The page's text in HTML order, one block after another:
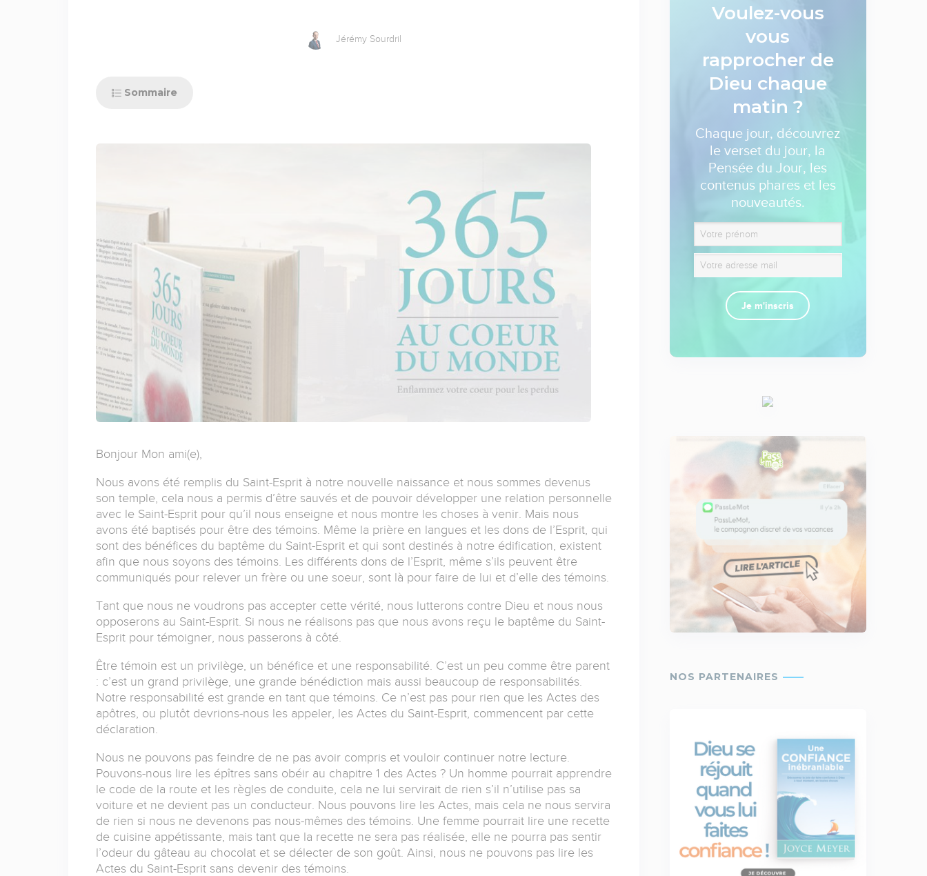
Jérémy Sourdril
Sommaire
Bonjour Mon ami(e),
Nous avons été remplis du Saint-Esprit à notre nouvelle naissance et nous sommes devenus
son temple, cela nous a permis d’être sauvés et de pouvoir développer une relation personnelle
avec le Saint-Esprit pour qu’il nous enseigne et nous montre les choses à venir. Mais nous
avons été baptisés pour être des témoins. Même la prière en langues et les dons de l’Esprit, qui
sont des bénéfices du baptême du Saint-Esprit et qui sont destinés à notre édification, existent
afin que nous soyons des témoins. Les différents dons de l’Esprit, même s’ils peuvent être
communiqués pour relever un frère ou une soeur, sont là pour faire de lui et d’elle des témoins.
Tant que nous ne voudrons pas accepter cette vérité, nous lutterons contre Dieu et nous nous
opposerons au Saint-Esprit. Si nous ne réalisons pas que nous avons reçu le baptême du Saint-
Esprit pour témoigner, nous passerons à côté.
Être témoin est un privilège, un bénéfice et une responsabilité. C’est un peu comme être parent
: c’est un grand privilège, une grande bénédiction mais aussi beaucoup de responsabilités.
Notre responsabilité est grande en tant que témoins. Ce n’est pas pour rien que les Actes des
apôtres, ou plutôt devrions-nous les appeler, les Actes du Saint-Esprit, commencent par cette
déclaration.
Nous ne pouvons pas feindre de ne pas avoir compris et vouloir continuer notre lecture.
Pouvons-nous lire les épîtres sans obéir au chapitre 1 des Actes ? Un homme pourrait apprendre
le code de la route et les règles de conduite, cela ne lui servirait de rien s’il n’utilise pas sa
voiture et ne devient pas un conducteur. Nous pouvons lire les Actes, mais cela ne nous servira
de rien si nous ne devenons pas nous-mêmes des témoins. Une femme pourrait lire une recette
de cuisine appétissante, mais tant que la recette ne sera pas réalisée, elle ne pourra pas sentir
l’odeur du gâteau au chocolat et se délecter de son goût. Ainsi, nous ne pouvons pas lire les
Actes du Saint-Esprit sans devenir des témoins.
Voulez-vous
vous
rapprocher de
Dieu chaque
matin ?
Chaque jour, découvrez
le verset du jour, la
Pensée du Jour, les
contenus phares et les
nouveautés.
Je m'inscris